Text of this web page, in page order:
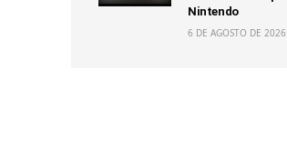
Nintendo
6 DE AGOSTO DE 2026